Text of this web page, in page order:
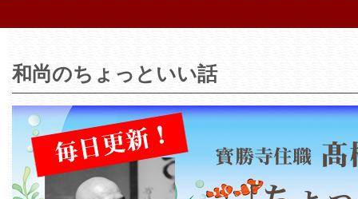
和尚のちょっといい話